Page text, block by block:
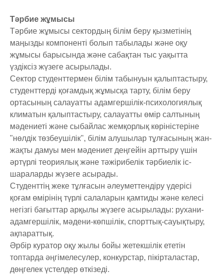
Тәрбие жұмысы
Тәрбие жұмысы сектордың білім беру қызметінің
маңызды компоненті болып табылады және оқу
жұмысы барысында және сабақтан тыс уақытта
үздіксіз жүзеге асырылады.
Сектор студенттермен білім табынуын қалыптастыру,
студенттерді қоғамдық жұмысқа тарту, білім беру
ортасының салауатты адамгершілік-психологиялық
климатын қалыптастыру, салауатты өмір салтының
мәдениеті және сыбайлас жемқорлық көріністеріне
"нөлдік төзбеушілік", білім алушылар тұлғасының жан-
жақты дамуы мен мәдениет деңгейін арттыру үшін
әртүрлі теориялық және тәжірибелік тәрбиелік іс-
шараларды жүзеге асырады.
Студенттің жеке тұлғасын әлеуметтендіру үдерісі
қоғам өмірінің түрлі салаларын қамтиды және келесі
негізгі бағыттар арқылы жүзеге асырылады: рухани-
адамгершілік, мәдени-көпшілік, спорттық-сауықтыру,
ақпараттық.
Әрбір куратор оқу жылы бойы жетекшілік ететін
топтарда әңгімелесулер, конкурстар, пікірталастар,
дөңгелек үстелдер өткізеді.